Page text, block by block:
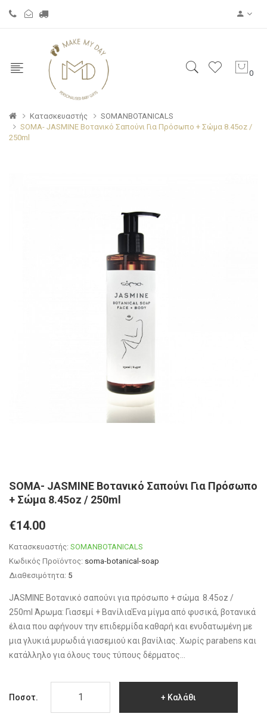
0
Κατασκευαστής
SOMANBOTANICALS
SOMA- JASMINE Βοτανικό Σαπούνι Για Πρόσωπο + Σώμα 8.45oz /
250ml
SOMA- JASMINE Βοτανικό Σαπούνι Για Πρόσωπο
+ Σώμα 8.45oz / 250ml
€14.00
Κατασκευαστής: SOMANBOTANICALS
Κωδικός Προϊόντος: soma-botanical-soap
Διαθεσιμότητα: 5
JASMINE Βοτανικό σαπούνι για πρόσωπο + σώμα 8.45oz /
250ml Άρωμα: Γιασεμί + ΒανίλιαΈνα μίγμα από φυσικά, βοτανικά
έλαια που αφήνουν την επιδερμίδα καθαρή και ενυδατωμένη με
μια γλυκιά μυρωδιά γιασεμιού και βανίλιας. Χωρίς parabens και
κατάλληλο για όλους τους τύπους δέρματος...
Ποσοτ. Καλάθι